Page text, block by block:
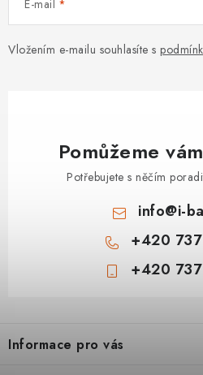
E-mail
Vložením e-mailu souhlasíte s
Pomůžeme
Potřebujete s něčím
info@i-
+420
+420
pInformace pro vás